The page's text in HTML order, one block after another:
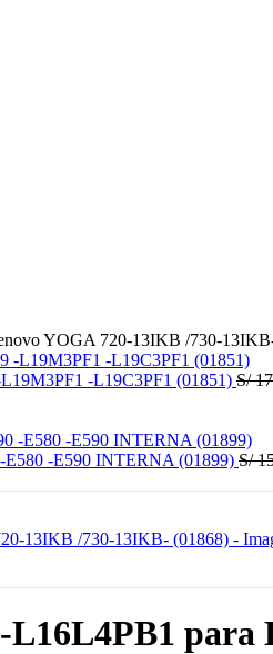
YOGA 720-13IKB /730-
-L19C3PF1 (01851) S/
-E590 INTERNA (01899) S/
para